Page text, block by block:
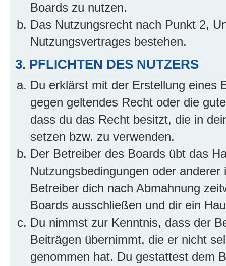
Boards zu nutzen.
Das Nutzungsrecht nach Punkt 2,
Nutzungsvertrages bestehen.
3. PFLICHTEN DES NUTZERS
Du erklärst mit der Erstellung eines
gegen geltendes Recht oder die
dass du das Recht besitzt, die in
setzen bzw. zu verwenden.
Der Betreiber des Boards übt das
Nutzungsbedingungen oder
Betreiber dich nach Abmahnung
Boards ausschließen und dir ein
Du nimmst zur Kenntnis, dass der
Beiträgen übernimmt, die er nicht
genommen hat. Du gestattest dem